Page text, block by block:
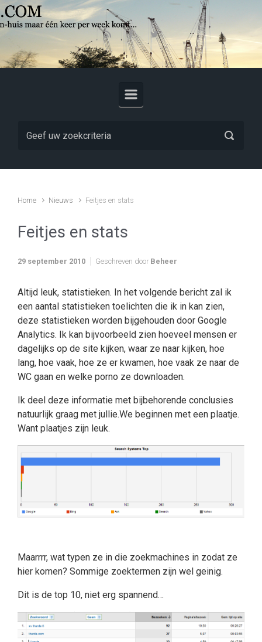
Skip to main content
Home Nieuws Feitjes en stats
Feitjes en stats
29 september 2010 Geschreven door Beheer
Altijd leuk, statistieken. In het volgende bericht zal ik
een aantal statistieken toelichten die ik in kan zien,
deze statistieken worden bijgehouden door Google
Analytics. Ik kan bijvoorbeeld zien hoeveel mensen er
dagelijks op de site kijken, waar ze naar kijken, hoe
lang, hoe vaak, hoe ze er kwamen, hoe vaak ze naar de
WC gaan en welke porno ze downloaden.
Ik deel deze informatie met bijbehorende conclusies
natuurlijk graag met jullie.We beginnen met een plaatje.
Want plaatjes zijn leuk.
Maarrrr, wat typen ze in die zoekmachines in zodat ze
hier komen? Sommige zoektermen zijn wel geinig.
Dit is de top 10, niet erg spannend…